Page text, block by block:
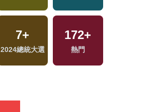
7+
2024總統大選
172+
熱門
34+
兩岸
83+
運動